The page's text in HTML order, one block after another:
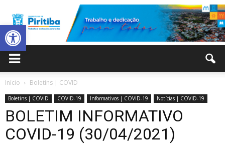
Abrir a barra de ferramentas
Municipal
Início Boletins | COVID
Boletins | COVID COVID-19 Informativos | COVID-19 Notícias | COVID-19
BOLETIM INFORMATIVO
COVID-19 (30/04/2021)